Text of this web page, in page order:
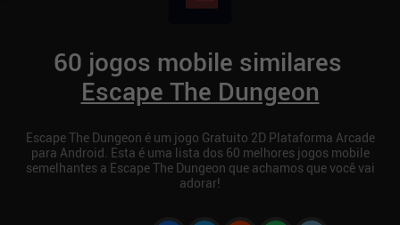
60 jogos mobile similares
Escape The Dungeon
Escape The Dungeon é um jogo Gratuito 2D Plataforma Arcade
para Android. Esta é uma lista dos 60 melhores jogos mobile
semelhantes a Escape The Dungeon que achamos que você vai
adorar!